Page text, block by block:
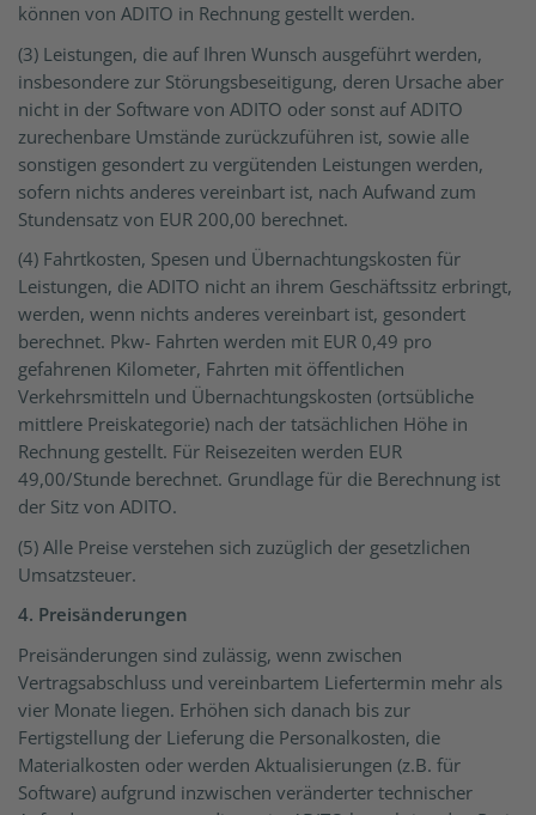
können von ADITO in Rechnung gestellt werden.
(3) Leistungen, die auf Ihren Wunsch ausgeführt werden,
insbesondere zur Störungsbeseitigung, deren Ursache aber
nicht in der Software von ADITO oder sonst auf ADITO
zurechenbare Umstände zurückzuführen ist, sowie alle
sonstigen gesondert zu vergütenden Leistungen werden,
sofern nichts anderes vereinbart ist, nach Aufwand zum
Stundensatz von EUR 200,00 berechnet.
(4) Fahrtkosten, Spesen und Übernachtungskosten für
Leistungen, die ADITO nicht an ihrem Geschäftssitz erbringt,
werden, wenn nichts anderes vereinbart ist, gesondert
berechnet. Pkw- Fahrten werden mit EUR 0,49 pro
gefahrenen Kilometer, Fahrten mit öffentlichen
Verkehrsmitteln und Übernachtungskosten (ortsübliche
mittlere Preiskategorie) nach der tatsächlichen Höhe in
Rechnung gestellt. Für Reisezeiten werden EUR
49,00/Stunde berechnet. Grundlage für die Berechnung ist
der Sitz von ADITO.
(5) Alle Preise verstehen sich zuzüglich der gesetzlichen
Umsatzsteuer.
4. Preisänderungen
Preisänderungen sind zulässig, wenn zwischen
Vertragsabschluss und vereinbartem Liefertermin mehr als
vier Monate liegen. Erhöhen sich danach bis zur
Fertigstellung der Lieferung die Personalkosten, die
Materialkosten oder werden Aktualisierungen (z.B. für
Software) aufgrund inzwischen veränderter technischer